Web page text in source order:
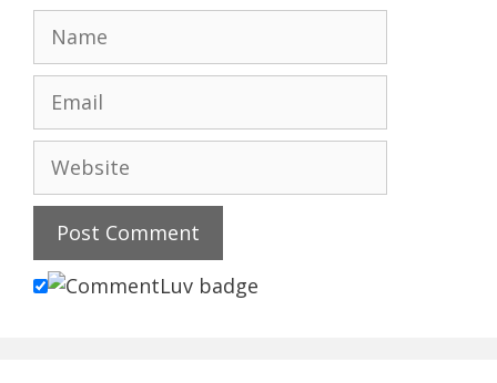
Name
Email
Website